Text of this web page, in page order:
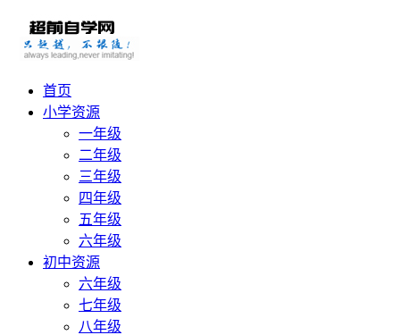
首页
小学资源
一年级
二年级
三年级
四年级
五年级
六年级
初中资源
六年级
七年级
八年级